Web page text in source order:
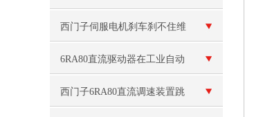
后无显示
西门子伺服电机刹车刹不住维
修（刹车线圈烧毁维修）
6RA80直流驱动器在工业自动
化领域的应用与价值
西门子6RA80直流调速装置跳